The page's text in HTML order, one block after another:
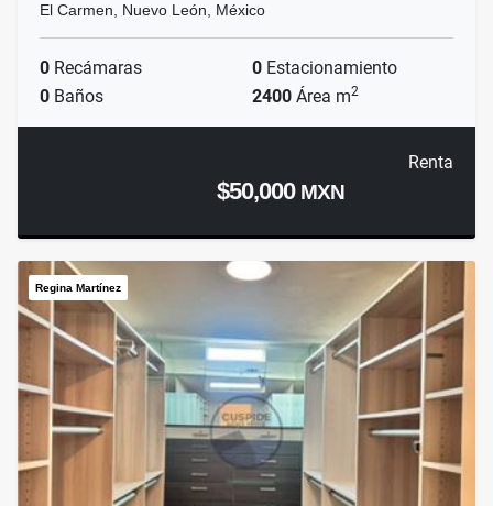
El Carmen, Nuevo León, México
0 Recámaras 0 Estacionamiento
0 Baños 2400 Área m2
Renta
$50,000 MXN
Regina Martínez